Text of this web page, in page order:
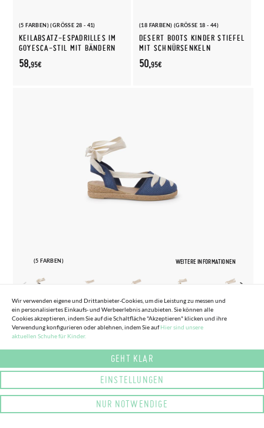
(5 FARBEN) (GRÖSSE 28 - 41)
KEILABSATZ-ESPADRILLES IM
GOYESCA-STIL MIT BÄNDERN
58,95€
(18 FARBEN) (GRÖSSE 18 - 44)
DESERT BOOTS KINDER STIEFEL
MIT SCHNÜRSENKELN
50,95€
(5 FARBEN) WEITERE INFORMATIONEN
28 41
MIT ROHBAND UND KEILABSATZ
Wir verwenden eigene und Drittanbieter-Cookies, um die Leistung zu messen und
ein personalisiertes Einkaufs- und Werbeerlebnis anzubieten. Sie können alle
Cookies akzeptieren, indem Sie auf die Schaltfläche "Akzeptieren" klicken und ihre
Verwendung konfigurieren oder ablehnen, indem Sie aufHier sind unsere
aktuellen Schuhe für Kinder.
GEHT KLAR
EINSTELLUNGEN
NUR NOTWENDIGE